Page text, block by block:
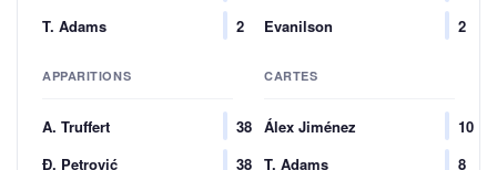
T. Adams
2
Evanilson
2
APPARITIONS
A. Truffert
38
Đ. Petrović
38
CARTES
Álex Jiménez
10
T. Adams
8